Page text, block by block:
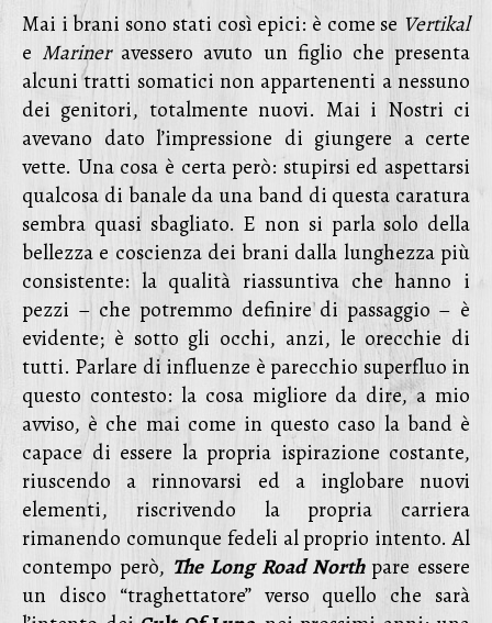
Mai i brani sono stati così epici: è come se Vertikal
e Marineravessero avuto un figlio che presenta
alcuni tratti somatici non appartenenti a nessuno
dei genitori, totalmente nuovi. Mai i Nostri ci
avevano dato l’impressione di giungere a certe
vette. Una cosa è certa però: stupirsi ed aspettarsi
qualcosa di banale da una band di questa caratura
sembra quasi sbagliato. E non si parla solo della
bellezza e coscienza dei brani dalla lunghezza più
consistente: la qualità riassuntiva che hanno i
pezzi – che potremmo definire di passaggio – è
evidente; è sotto gli occhi, anzi, le orecchie di
tutti. Parlare di influenze è parecchio superfluo in
questo contesto: la cosa migliore da dire, a mio
avviso, è che mai come in questo caso la band è
capace di essere la propria ispirazione costante,
riuscendo a rinnovarsi ed a inglobare nuovi
elementi, riscrivendo la propria carriera
rimanendo comunque fedeli al proprio intento. Al
contempo però, The Long Road North pare essere
un disco “traghettatore” verso quello che sarà